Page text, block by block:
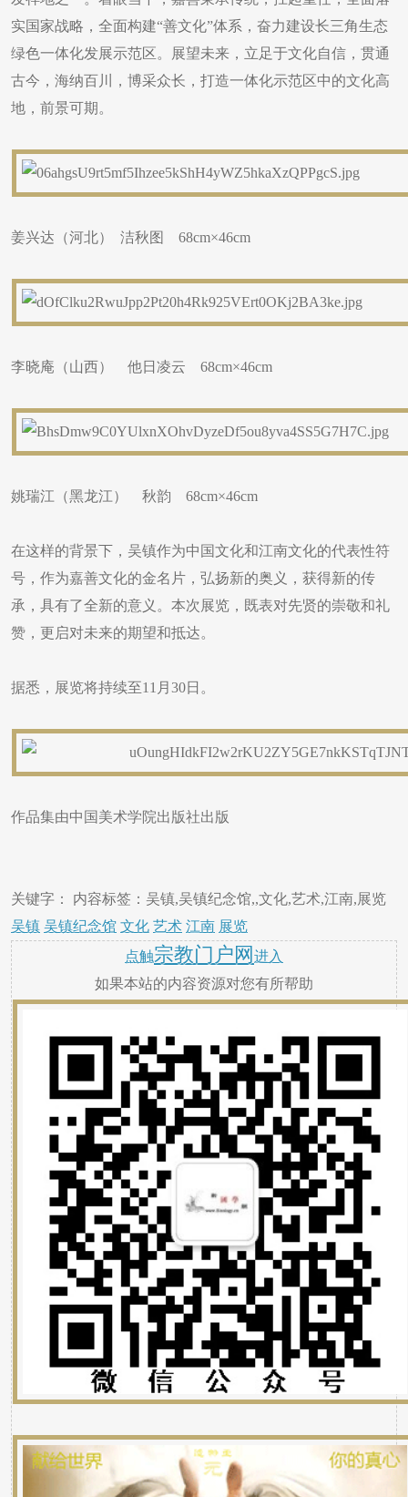
实国家战略，全面构建“善文化”体系，奋力建设长三角生态
绿色一体化发展示范区。展望未来，立足于文化自信，贯通
古今，海纳百川，博采众长，打造一体化示范区中的文化高
地，前景可期。
姜兴达（河北） 洁秋图 68cm×46cm
李晓庵（山西） 他日凌云 68cm×46cm
姚瑞江（黑龙江） 秋韵 68cm×46cm
在这样的背景下，吴镇作为中国文化和江南文化的代表性符
号，作为嘉善文化的金名片，弘扬新的奥义，获得新的传
承，具有了全新的意义。本次展览，既表对先贤的崇敬和礼
赞，更启对未来的期望和抵达。
据悉，展览将持续至11月30日。
作品集由中国美术学院出版社出版
关键字： 内容标签：吴镇,吴镇纪念馆,,文化,艺术,江南,展览
吴镇 吴镇纪念馆 文化 艺术 江南 展览
点触宗教门户网 进入
如果本站的内容资源对您有所帮助